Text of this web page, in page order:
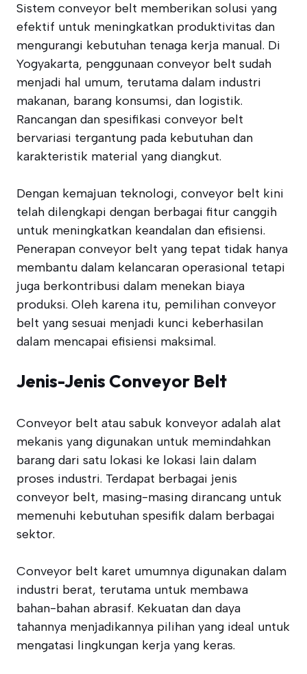
Sistem conveyor belt memberikan solusi yang
efektif untuk meningkatkan produktivitas dan
mengurangi kebutuhan tenaga kerja manual. Di
Yogyakarta, penggunaan conveyor belt sudah
menjadi hal umum, terutama dalam industri
makanan, barang konsumsi, dan logistik.
Rancangan dan spesifikasi conveyor belt
bervariasi tergantung pada kebutuhan dan
karakteristik material yang diangkut.
Dengan kemajuan teknologi, conveyor belt kini
telah dilengkapi dengan berbagai fitur canggih
untuk meningkatkan keandalan dan efisiensi.
Penerapan conveyor belt yang tepat tidak hanya
membantu dalam kelancaran operasional tetapi
juga berkontribusi dalam menekan biaya
produksi. Oleh karena itu, pemilihan conveyor
belt yang sesuai menjadi kunci keberhasilan
dalam mencapai efisiensi maksimal.
Jenis-Jenis Conveyor Belt
Conveyor belt atau sabuk konveyor adalah alat
mekanis yang digunakan untuk memindahkan
barang dari satu lokasi ke lokasi lain dalam
proses industri. Terdapat berbagai jenis
conveyor belt, masing-masing dirancang untuk
memenuhi kebutuhan spesifik dalam berbagai
sektor.
Conveyor belt karet umumnya digunakan dalam
industri berat, terutama untuk membawa
bahan-bahan abrasif. Kekuatan dan daya
tahannya menjadikannya pilihan yang ideal untuk
mengatasi lingkungan kerja yang keras.